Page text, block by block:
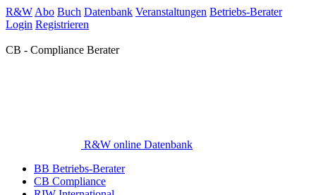
R&W Abo Buch Datenbank Veranstaltungen Betriebs-Berater
Login Registrieren
CB - Compliance Berater
R&W online Datenbank
BB Betriebs-Berater
CB Compliance